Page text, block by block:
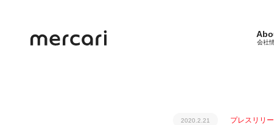
会社
2020.2.21 プレスリリ